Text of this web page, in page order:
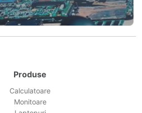
Produse
Calculatoare
Monitoare